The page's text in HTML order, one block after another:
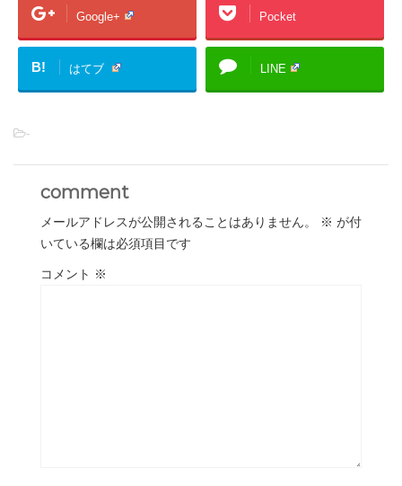
Google+ Pocket
B! はてブ LINE
-
comment
メールアドレスが公開されることはありません。 ※ が付
いている欄は必須項目です
コメント ※